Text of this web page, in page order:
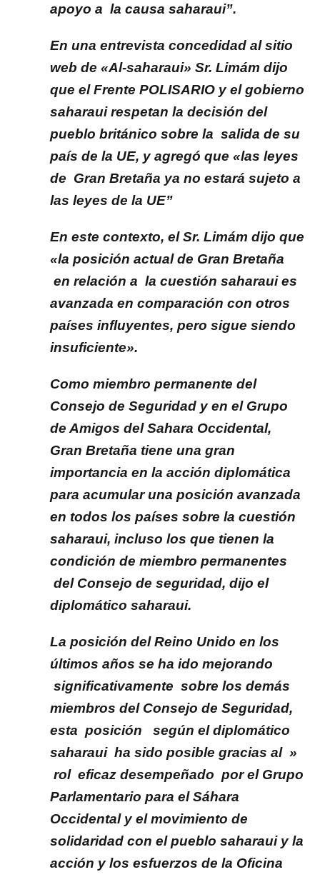
apoyo a la causa saharaui”.
En una entrevista concedidad al sitio
web de «Al-saharaui» Sr. Limám dijo
que el Frente POLISARIO y el gobierno
saharaui respetan la decisión del
pueblo británico sobre la salida de su
país de la UE, y agregó que «las leyes
de Gran Bretaña ya no estará sujeto a
las leyes de la UE”
En este contexto, el Sr. Limám dijo que
«la posición actual de Gran Bretaña
en relación a la cuestión saharaui es
avanzada en comparación con otros
países influyentes, pero sigue siendo
insuficiente».
Como miembro permanente del
Consejo de Seguridad y en el Grupo
de Amigos del Sahara Occidental,
Gran Bretaña tiene una gran
importancia en la acción diplomática
para acumular una posición avanzada
en todos los países sobre la cuestión
saharaui, incluso los que tienen la
condición de miembro permanentes
del Consejo de seguridad, dijo el
diplomático saharaui.
La posición del Reino Unido en los
últimos años se ha ido mejorando
significativamente sobre los demás
miembros del Consejo de Seguridad,
esta posición según el diplomático
saharaui ha sido posible gracias al »
rol eficaz desempeñado por el Grupo
Parlamentario para el Sáhara
Occidental y el movimiento de
solidaridad con el pueblo saharaui y la
acción y los esfuerzos de la Oficina